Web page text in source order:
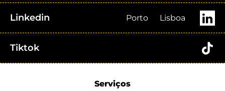
Linkedin Porto Lisboa
Tiktok
Serviços